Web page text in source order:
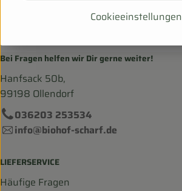
31547 Rehburg-Loccum
Bei Fragen helfen wir Dir gerne weiter!
Hanfsack 50b,
99198 Ollendorf
036203 253534
info@biohof-scharf.de
LIEFERSERVICE
Häufige Fragen
Cookieeinstellungen